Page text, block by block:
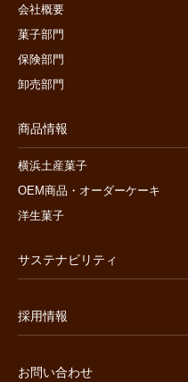
会社概要
菓子部門
保険部門
卸売部門
商品情報
横浜土産菓子
OEM商品・オーダーケーキ
洋生菓子
サステナビリティ
採用情報
お問い合わせ